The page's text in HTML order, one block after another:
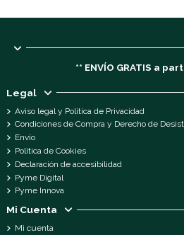
** ENVÍO GRATIS a
Legal
Aviso legal y Política de Privacidad
Condiciones de Compra y Derecho de
Envío
Política de Cookies
Declaración de accesibilidad
Pyme Digital
Pyme Innova
Mi Cuenta
Mi cuenta